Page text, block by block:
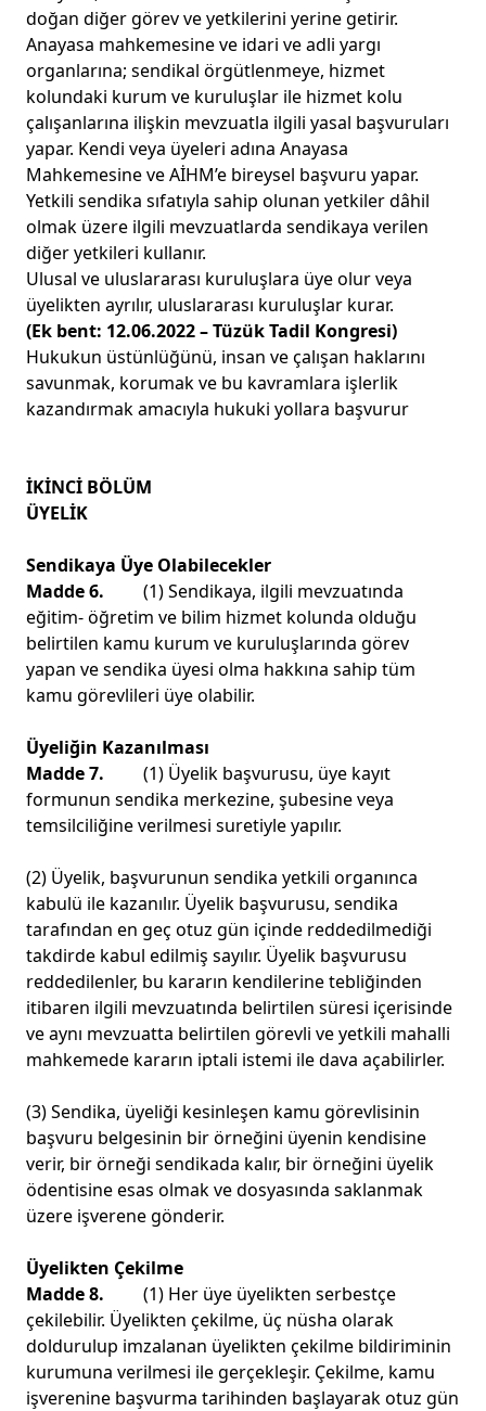
doğan diğer görev ve yetkilerini yerine getirir.
Anayasa mahkemesine ve idari ve adli yargı
organlarına; sendikal örgütlenmeye, hizmet
kolundaki kurum ve kuruluşlar ile hizmet kolu
çalışanlarına ilişkin mevzuatla ilgili yasal başvuruları
yapar. Kendi veya üyeleri adına Anayasa
Mahkemesine ve AİHM’e bireysel başvuru yapar.
Yetkili sendika sıfatıyla sahip olunan yetkiler dâhil
olmak üzere ilgili mevzuatlarda sendikaya verilen
diğer yetkileri kullanır.
Ulusal ve uluslararası kuruluşlara üye olur veya
üyelikten ayrılır, uluslararası kuruluşlar kurar.
(Ek bent: 12.06.2022 – Tüzük Tadil Kongresi)
Hukukun üstünlüğünü, insan ve çalışan haklarını
savunmak, korumak ve bu kavramlara işlerlik
kazandırmak amacıyla hukuki yollara başvurur
İKİNCİ BÖLÜM
ÜYELİK
Sendikaya Üye Olabilecekler
Madde 6. (1) Sendikaya, ilgili mevzuatında
eğitim- öğretim ve bilim hizmet kolunda olduğu
belirtilen kamu kurum ve kuruluşlarında görev
yapan ve sendika üyesi olma hakkına sahip tüm
kamu görevlileri üye olabilir.
Üyeliğin Kazanılması
Madde 7. (1) Üyelik başvurusu, üye kayıt
formunun sendika merkezine, şubesine veya
temsilciliğine verilmesi suretiyle yapılır.
(2) Üyelik, başvurunun sendika yetkili organınca
kabulü ile kazanılır. Üyelik başvurusu, sendika
tarafından en geç otuz gün içinde reddedilmediği
takdirde kabul edilmiş sayılır. Üyelik başvurusu
reddedilenler, bu kararın kendilerine tebliğinden
itibaren ilgili mevzuatında belirtilen süresi içerisinde
ve aynı mevzuatta belirtilen görevli ve yetkili mahalli
mahkemede kararın iptali istemi ile dava açabilirler.
(3) Sendika, üyeliği kesinleşen kamu görevlisinin
başvuru belgesinin bir örneğini üyenin kendisine
verir, bir örneği sendikada kalır, bir örneğini üyelik
ödentisine esas olmak ve dosyasında saklanmak
üzere işverene gönderir.
Üyelikten Çekilme
Madde 8. (1) Her üye üyelikten serbestçe
çekilebilir. Üyelikten çekilme, üç nüsha olarak
doldurulup imzalanan üyelikten çekilme bildiriminin
kurumuna verilmesi ile gerçekleşir. Çekilme, kamu
işverenine başvurma tarihinden başlayarak otuz gün